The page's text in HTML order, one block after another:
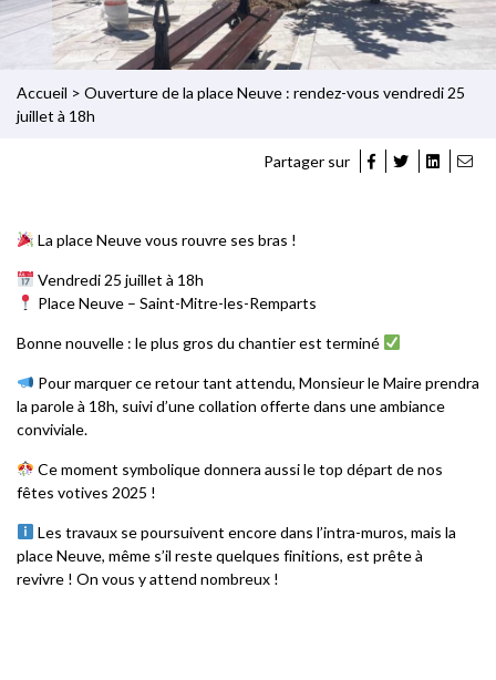
Accueil > Ouverture de la place Neuve : rendez-vous vendredi 25
juillet à 18h
Partager sur
La place Neuve vous rouvre ses bras !
Vendredi 25 juillet à 18h
Place Neuve – Saint-Mitre-les-Remparts
Bonne nouvelle : le plus gros du chantier est terminé
Pour marquer ce retour tant attendu, Monsieur le Maire prendra
la parole à 18h, suivi d’une collation offerte dans une ambiance
conviviale.
Ce moment symbolique donnera aussi le top départ de nos
fêtes votives 2025 !
Les travaux se poursuivent encore dans l’intra-muros, mais la
place Neuve, même s’il reste quelques finitions, est prête à
revivre ! On vous y attend nombreux !